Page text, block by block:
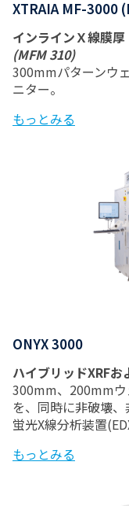
XTRAIA MF-3000
インラインＸ線膜
(MFM 310)
300mmパターンウ
ニター。
もっとみる
ONYX 3000
ハイブリッドXRFお
300mm、200mmウ
を、同時に非破壊
蛍光X線分析装置
もっとみる